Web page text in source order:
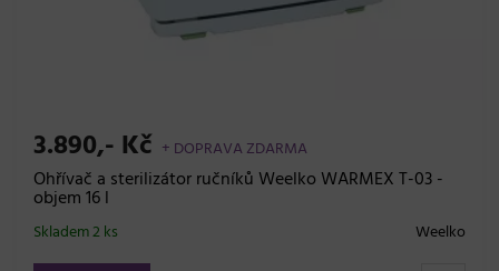
3.890,- Kč + DOPRAVA ZDARMA
Ohřívač a sterilizátor ručníků Weelko WARMEX T-03 -
objem 16 l
Weelko
Skladem 2 ks